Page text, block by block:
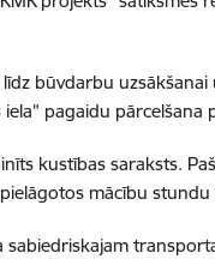
būvdarbu
pagaidu
kustības saraksts.
mācību
sabiedriskajam